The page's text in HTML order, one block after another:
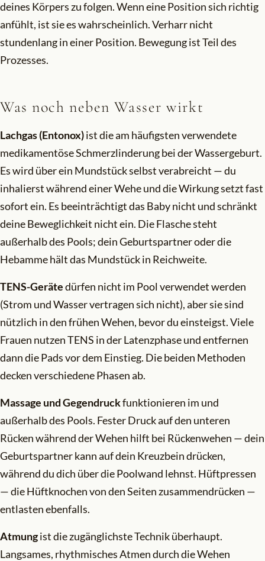
deines Körpers zu folgen. Wenn eine Position sich richtig
anfühlt, ist sie es wahrscheinlich. Verharr nicht
stundenlang in einer Position. Bewegung ist Teil des
Prozesses.
Was noch neben Wasser wirkt
Lachgas (Entonox)ist die am häufigsten verwendete
medikamentöse Schmerzlinderung bei der Wassergeburt.
Es wird über ein Mundstück selbst verabreicht — du
inhalierst während einer Wehe und die Wirkung setzt fast
sofort ein. Es beeinträchtigt das Baby nicht und schränkt
deine Beweglichkeit nicht ein. Die Flasche steht
außerhalb des Pools; dein Geburtspartner oder die
Hebamme hält das Mundstück in Reichweite.
TENS-Gerätedürfen nicht im Pool verwendet werden
(Strom und Wasser vertragen sich nicht), aber sie sind
nützlich in den frühen Wehen, bevor du einsteigst. Viele
Frauen nutzen TENS in der Latenzphase und entfernen
dann die Pads vor dem Einstieg. Die beiden Methoden
decken verschiedene Phasen ab.
Massage und Gegendruckfunktionieren im und
außerhalb des Pools. Fester Druck auf den unteren
Rücken während der Wehen hilft bei Rückenwehen — dein
Geburtspartner kann auf dein Kreuzbein drücken,
während du dich über die Poolwand lehnst. Hüftpressen
— die Hüftknochen von den Seiten zusammendrücken —
entlasten ebenfalls.
Atmungist die zugänglichste Technik überhaupt.
Langsames, rhythmisches Atmen durch die Wehen